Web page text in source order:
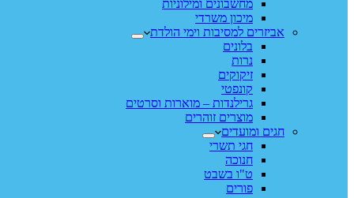
מחשבונים ומילוניות
מיכון משרדי
אביזרים למסיבות וימי הולדת
בלונים
נרות
זיקוקים
קונפטי
גרילנדות – מוארות וסרטים
מוצרים זוהרים
חגים ומועדים
חגי תשרי
חנוכה
ט"ו בשבט
פורים